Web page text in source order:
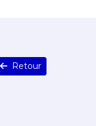
Retour